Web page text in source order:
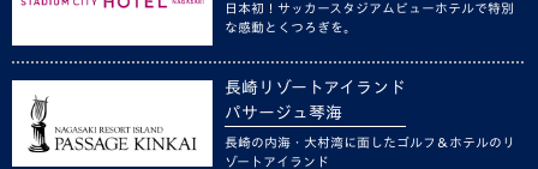
日本初！サッカースタジアムビューホテルで特別
な感動とくつろぎを。
長崎リゾートアイランド
パサージュ琴海
長崎の内海・大村湾に面したゴルフ＆ホテルのリ
ゾートアイランド